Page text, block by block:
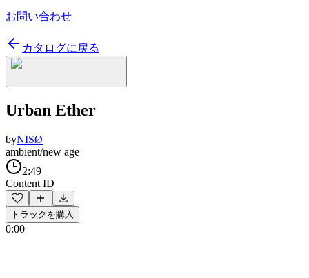
お問い合わせ
カタログに戻る
Urban Ether
byNISØ
ambient/new age
2:49
Content ID
トラックを購入
0:00